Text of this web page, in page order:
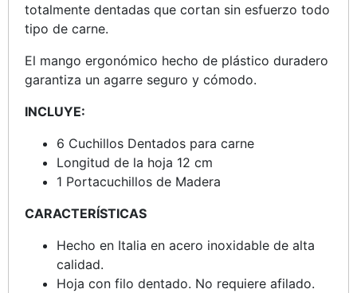
totalmente dentadas que cortan sin esfuerzo todo
tipo de carne.
El mango ergonómico hecho de plástico duradero
garantiza un agarre seguro y cómodo.
INCLUYE:
6 Cuchillos Dentados para carne
Longitud de la hoja 12 cm
1 Portacuchillos de Madera
CARACTERÍSTICAS
Hecho en Italia en acero inoxidable de alta
calidad.
Hoja con filo dentado. No requiere afilado.